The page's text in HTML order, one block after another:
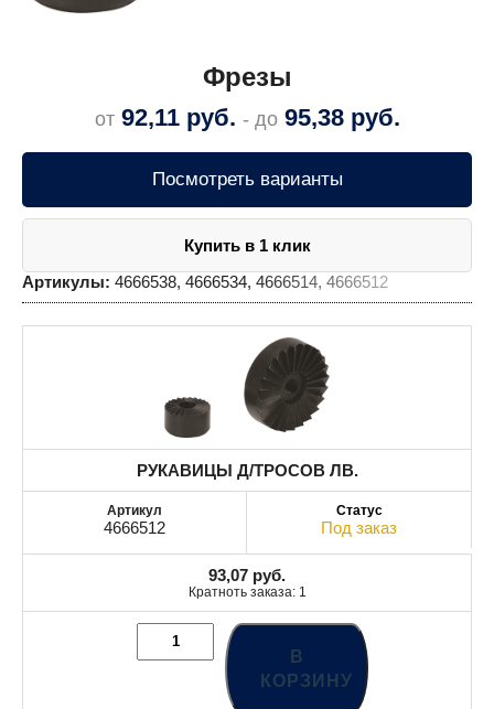
Фрезы
от 92,11 руб. - до 95,38 руб.
Посмотреть варианты
Купить в 1 клик
Артикулы: 4666538, 4666534, 4666514, 4666512
РУКАВИЦЫ Д/ТРОСОВ ЛВ.
4666512 Под заказ
93,07 руб.
Кратноть заказа: 1
В
КОРЗИНУ